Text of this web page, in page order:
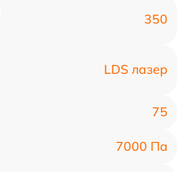
350
LDS лазер
75
7000 Па